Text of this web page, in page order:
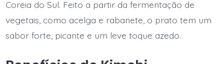
Coreia do Sul. Feito a partir da fermentação de
vegetais, como acelga e rabanete, o prato tem um
sabor forte, picante e um leve toque azedo.